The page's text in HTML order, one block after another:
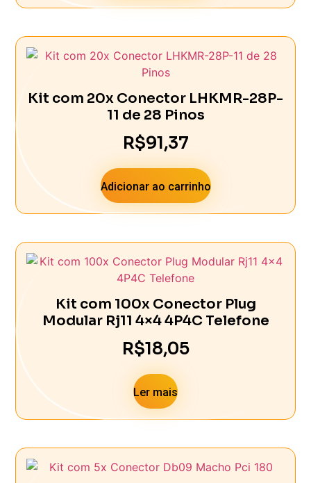
Kit com 20x Conector LHKMR-28P-
11 de 28 Pinos
R$91,37
Adicionar ao carrinho
Kit com 100x Conector Plug
Modular Rj11 4×4 4P4C Telefone
R$18,05
Ler mais